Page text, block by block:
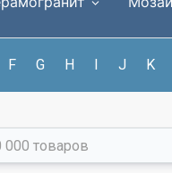
F G H I J K